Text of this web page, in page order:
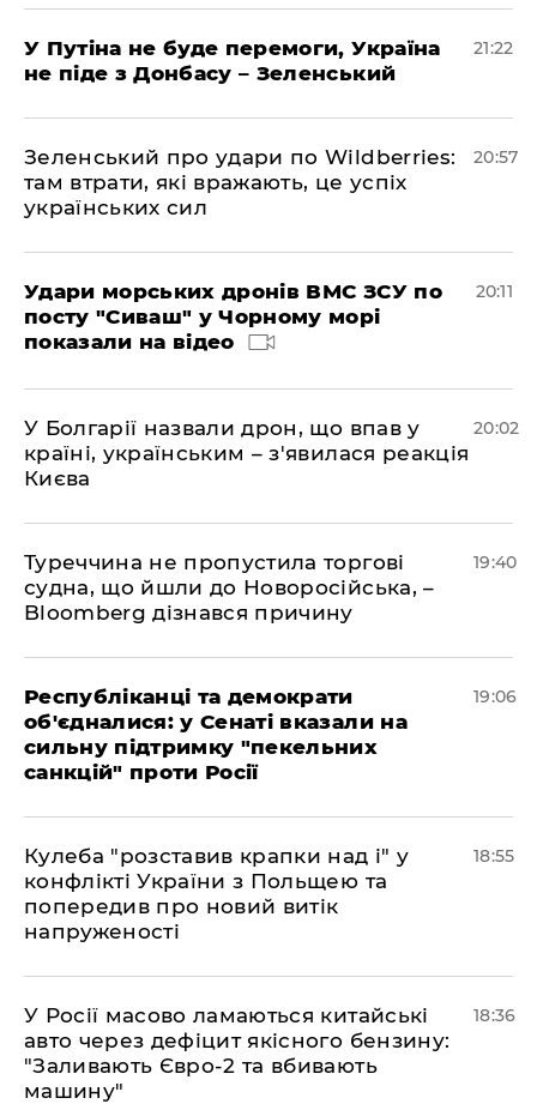
У Путіна не буде перемоги, Україна
не піде з Донбасу – Зеленський
21:22
Зеленський про удари по Wildberries:
там втрати, які вражають, це успіх
українських сил
20:57
Удари морських дронів ВМС ЗСУ по
посту "Сиваш" у Чорному морі
показали на відео
20:11
У Болгарії назвали дрон, що впав у
країні, українським – з'явилася реакція
Києва
20:02
Туреччина не пропустила торгові
судна, що йшли до Новоросійська, –
Bloomberg дізнався причину
19:40
Республіканці та демократи
об'єдналися: у Сенаті вказали на
сильну підтримку "пекельних
санкцій" проти Росії
19:06
Кулеба "розставив крапки над і" у
конфлікті України з Польщею та
попередив про новий витік
напруженості
18:55
У Росії масово ламаються китайські
авто через дефіцит якісного бензину:
"Заливають Євро-2 та вбивають
машину"
18:36